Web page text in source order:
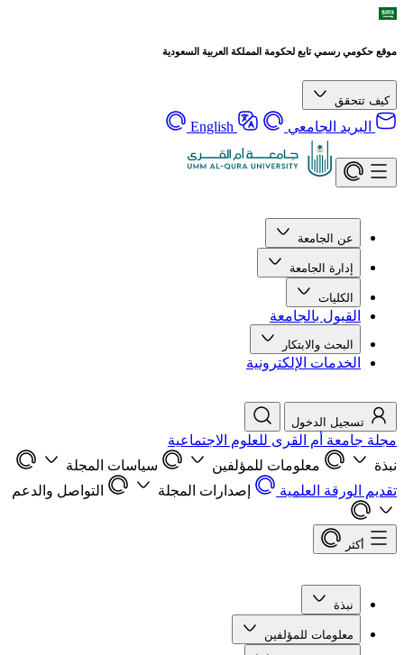
موقع حكومي رسمي تابع لحكومة المملكة العربية السعودية
كيف تتحقق
البريد الجامعي English
عن الجامعة
إدارة الجامعة
الكليات
القبول بالجامعة
البحث والابتكار
الخدمات الإلكترونية
تسجيل الدخول
مجلة جامعة أم القرى للعلوم الاجتماعية
نبذة
معلومات للمؤلفين
سياسات المجلة
تقديم الورقة العلمية
إصدارات المجلة التواصل والدعم
أكثر
نبذة
معلومات للمؤلفين